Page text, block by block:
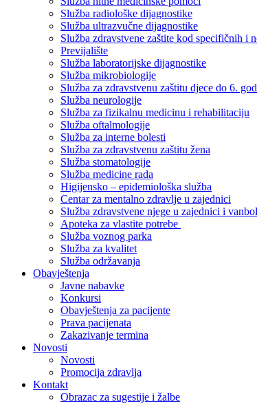
Služba radiološke dijagnostike
Služba ultrazvučne dijagnostike
Služba zdravstvene zaštite kod specifičnih i
Previjalište
Služba laboratorijske dijagnostike
Služba mikrobiologije
Služba za zdravstvenu zaštitu djece do 6.
Služba neurologije
Služba za fizikalnu medicinu i rehabilitaciju
Služba oftalmologije
Služba za interne bolesti
Služba za zdravstvenu zaštitu žena
Služba stomatologije
Služba medicine rada
Higijensko – epidemiološka služba
Centar za mentalno zdravlje u zajednici
Služba zdravstvene njege u zajednici i
Apoteka za vlastite potrebe
Služba voznog parka
Služba za kvalitet
Služba održavanja
Obavještenja
Javne nabavke
Konkursi
Obavještenja za pacijente
Prava pacijenata
Zakazivanje termina
Novosti
Novosti
Promocija zdravlja
Kontakt
Obrazac za sugestije i žalbe